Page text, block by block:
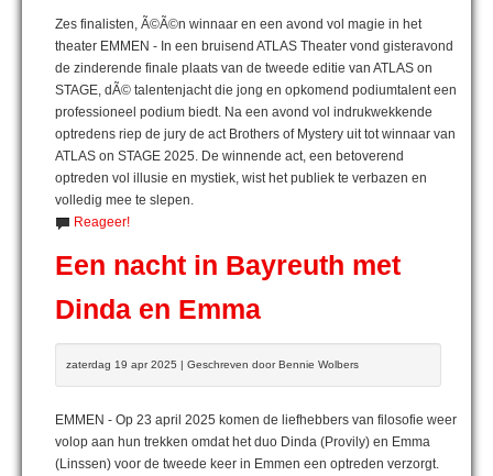
Zes finalisten, Ã©Ã©n winnaar en een avond vol magie in het
theater EMMEN - In een bruisend ATLAS Theater vond gisteravond
de zinderende finale plaats van de tweede editie van ATLAS on
STAGE, dÃ© talentenjacht die jong en opkomend podiumtalent een
professioneel podium biedt. Na een avond vol indrukwekkende
optredens riep de jury de act Brothers of Mystery uit tot winnaar van
ATLAS on STAGE 2025. De winnende act, een betoverend
optreden vol illusie en mystiek, wist het publiek te verbazen en
volledig mee te slepen.
Reageer!
Een nacht in Bayreuth met
Dinda en Emma
zaterdag 19 apr 2025 | Geschreven door Bennie Wolbers
EMMEN - Op 23 april 2025 komen de liefhebbers van filosofie weer
volop aan hun trekken omdat het duo Dinda (Provily) en Emma
(Linssen) voor de tweede keer in Emmen een optreden verzorgt.